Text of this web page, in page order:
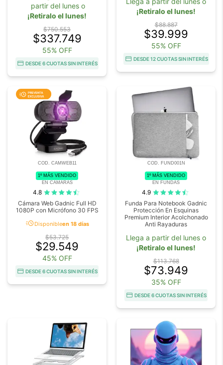
partir del lunes o
¡Retiralo el lunes!
$750.553
$337.749
55% OFF
DESDE 6 CUOTAS SIN INTERÉS
¡Retiralo el lunes!
$88.887
$39.999
55% OFF
DESDE 12 CUOTAS SIN INTERÉS
COD. CAMWEB11
1º MÁS VENDIDO
EN CAMARAS
4.8
Cámara Web Gadnic Full HD
1080P con Micrófono 30 FPS
acuteDisponibleen 18 días
$53.725
$29.549
45% OFF
DESDE 6 CUOTAS SIN INTERÉS
COD. FUND001N
1º MÁS VENDIDO
EN FUNDAS
4.9
Funda Para Notebook Gadnic
Protección En Esquinas
Premium Interior Acolchonado
Anti Rayaduras
Llega a partir del lunes o
¡Retiralo el lunes!
$113.768
$73.949
35% OFF
DESDE 6 CUOTAS SIN INTERÉS